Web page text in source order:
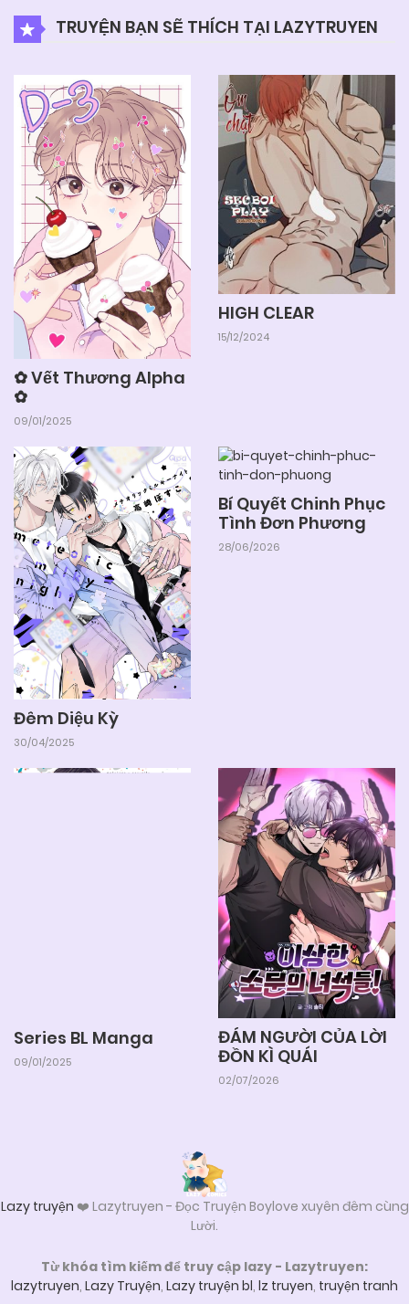
Chapter 5
Chapter 4 05/06/2025
Chapter 3 05/06/2025
Chapter 2 05/06/2025
Chapter 1 05/06/2025
TRUYỆN BẠN SẼ THÍCH TẠI LAZYTRUYEN
✿ Vết Thương Alpha
✿
09/01/2025
HIGH CLEAR
15/12/2024
Đêm Diệu Kỳ
30/04/2025
Bí Quyết Chinh Phục
Tình Đơn Phương
28/06/2026
Series BL Manga
09/01/2025
ĐÁM NGƯỜI CỦA LỜI
ĐỒN KÌ QUÁI
02/07/2026
Lazy truyện ❤️ Lazytruyen - Đọc Truyện Boylove xuyên đêm cùng
Lười.
Từ khóa tìm kiếm để truy cập lazy - Lazytruyen:
lazytruyen, Lazy Truyện, Lazy truyện bl, lz truyen, truyện tranh